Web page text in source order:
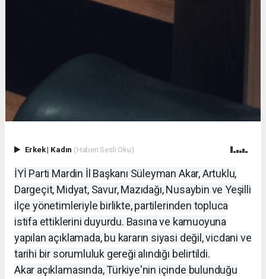
Erkek| Kadın (Haberi Sesli Oku)
İYİ Parti Mardin İl Başkanı Süleyman Akar, Artuklu,
Dargeçit, Midyat, Savur, Mazıdağı, Nusaybin ve Yeşilli
ilçe yönetimleriyle birlikte, partilerinden topluca
istifa ettiklerini duyurdu. Basına ve kamuoyuna
yapılan açıklamada, bu kararın siyasi değil, vicdani ve
tarihi bir sorumluluk gereği alındığı belirtildi.
Akar açıklamasında, Türkiye'nin içinde bulunduğu